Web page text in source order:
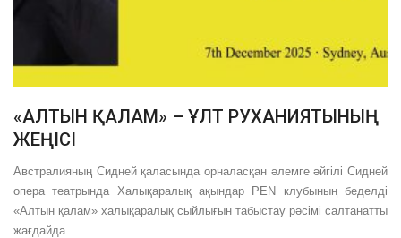
«АЛТЫН ҚАЛАМ» – ҰЛТ РУХАНИЯТЫНЫҢ
ЖЕҢІСІ
Австралияның Сидней қаласында орналасқан әлемге әйгілі Сидней
опера театрында Халықаралық ақындар PEN клубының беделді
«Алтын қалам» халықаралық сыйлығын табыстау рәсімі салтанатты
жағдайда ...